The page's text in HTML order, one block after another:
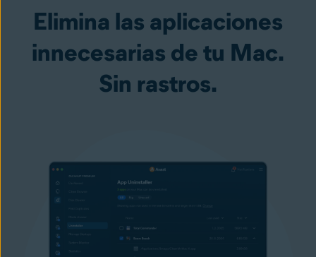
Elimina las aplicaciones
innecesarias de tu Mac.
Sin rastros.